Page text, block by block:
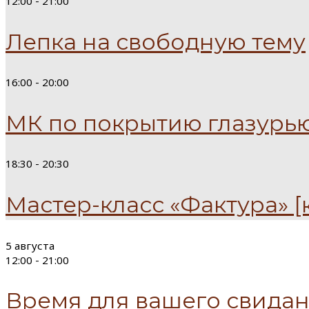
Лепка на свободную тему
16:00 - 20:00
МК по покрытию
18:30 - 20:30
Мастер-класс «Фактура»
5 августа
12:00 - 21:00
Время для вашего